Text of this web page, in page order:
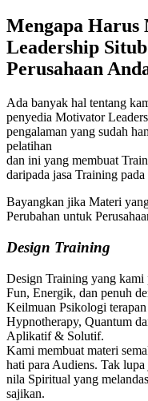
Mengapa
Leadership
Perusahaan
Ada banyak hal tentang
penyedia Motivator
pengalaman yang sudah
pelatihan
dan ini yang membuat
daripada jasa Training
Bayangkan jika Materi
Perubahan untuk
Design Training
Design Training yang kami
Fun, Energik, dan penuh
Keilmuan Psikologi
Hypnotherapy, Quantum
Aplikatif & Solutif.
Kami membuat materi
hati para Audiens. Tak
nila Spiritual yang
sajikan.